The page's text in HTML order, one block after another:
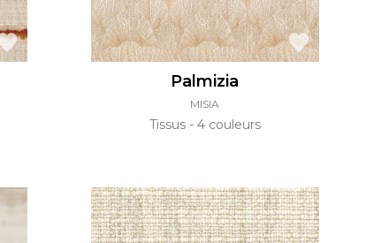
Palmizia
MISIA
Tissus 4 couleurs